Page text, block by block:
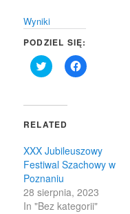
Wyniki
PODZIEL SIĘ:
Click
to
(Opens
new
Click
to
RELATED
XXX Jubileuszowy
Festiwal Szachowy w
Poznaniu
28 sierpnia, 2023
In "Bez kategorii"